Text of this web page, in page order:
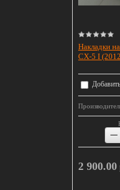
Накладки
CX-5 I
−
2 900.00